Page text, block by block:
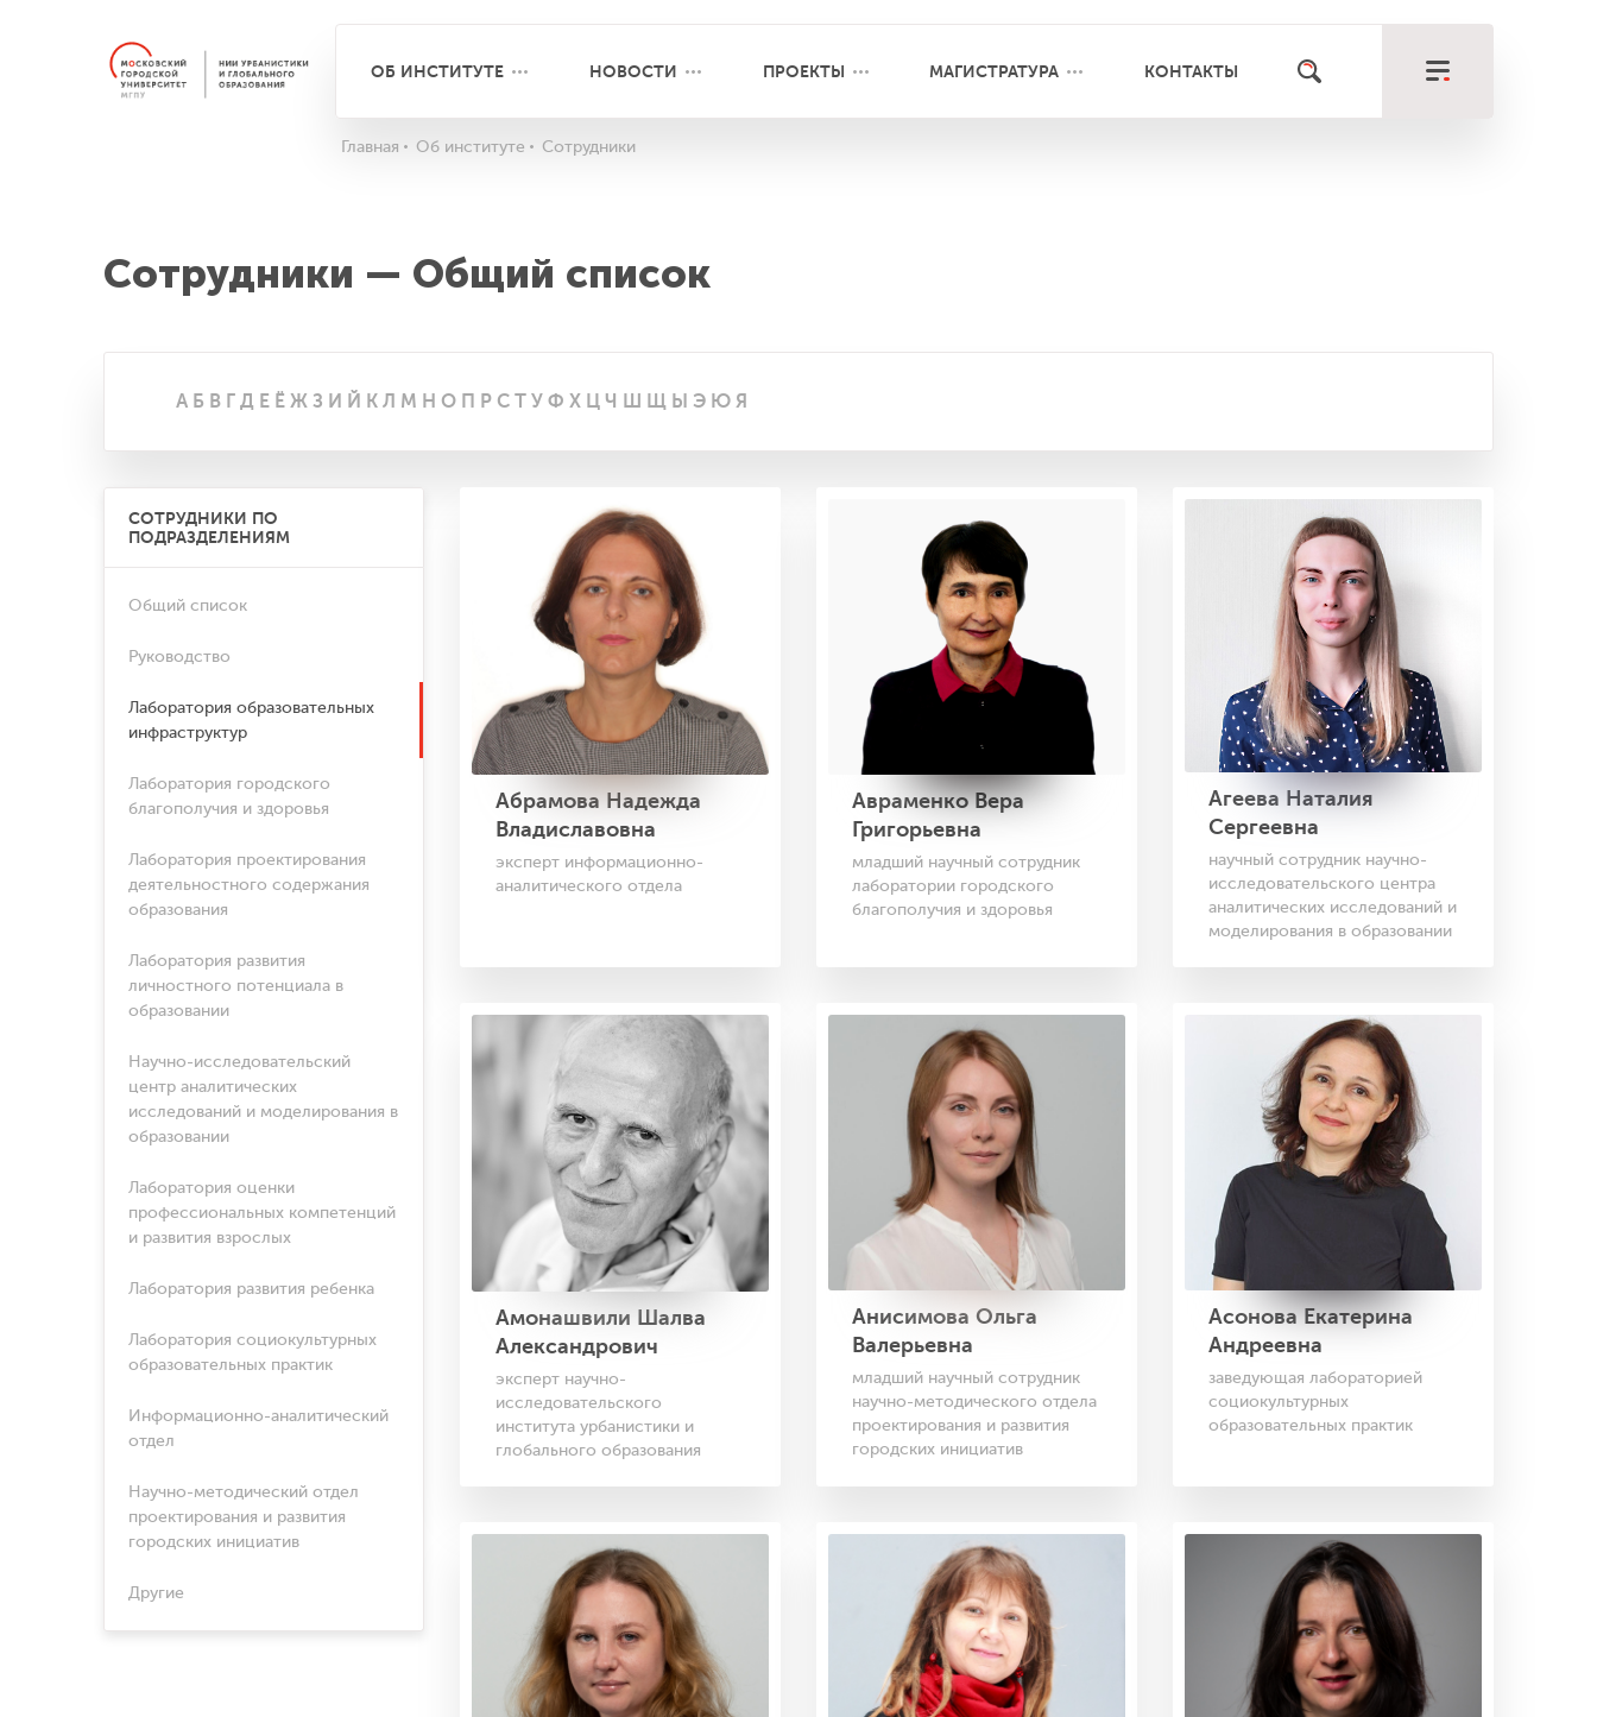
ОБ ИНСТИТУТЕ НОВОСТИ ПРОЕКТЫ МАГИСТРАТУРА КОНТАКТЫ
Главная Об институте Сотрудники
Сотрудники — Общий список
А Б В Г Д Е Ё Ж З И Й К Л М Н О П Р С Т У Ф Х Ц Ч Ш Щ Ы Э Ю Я
СОТРУДНИКИ ПО
ПОДРАЗДЕЛЕНИЯМ
Общий список
Руководство
Лаборатория образовательных
инфраструктур
Лаборатория городского
благополучия и здоровья
Лаборатория проектирования
деятельностного содержания
образования
Лаборатория развития
личностного потенциала в
образовании
Научно-исследовательский
центр аналитических
исследований и моделирования в
образовании
Лаборатория оценки
профессиональных компетенций
и развития взрослых
Лаборатория развития ребенка
Лаборатория социокультурных
образовательных практик
Информационно-аналитический
отдел
Научно-методический отдел
проектирования и развития
городских инициатив
Другие
Абрамова Надежда
Владиславовна
эксперт информационно-
аналитического отдела
Авраменко Вера
Григорьевна
младший научный сотрудник
лаборатории городского
благополучия и здоровья
Агеева Наталия
Сергеевна
научный сотрудник научно-
исследовательского центра
аналитических исследований и
моделирования в образовании
Амонашвили Шалва
Александрович
эксперт научно-
исследовательского
института урбанистики и
глобального образования
Анисимова Ольга
Валерьевна
младший научный сотрудник
научно-методического отдела
проектирования и развития
городских инициатив
Асонова Екатерина
Андреевна
заведующая лабораторией
социокультурных
образовательных практик